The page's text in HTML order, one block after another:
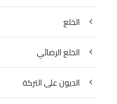
الخلع
الخلع الرضائي
الديون على التركة